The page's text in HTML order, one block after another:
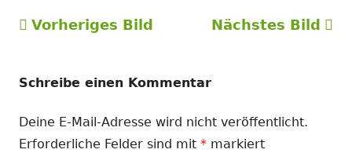
Vorheriges Bild Nächstes Bild
Schreibe einen Kommentar
Deine E-Mail-Adresse wird nicht veröffentlicht.
Erforderliche Felder sind mit * markiert